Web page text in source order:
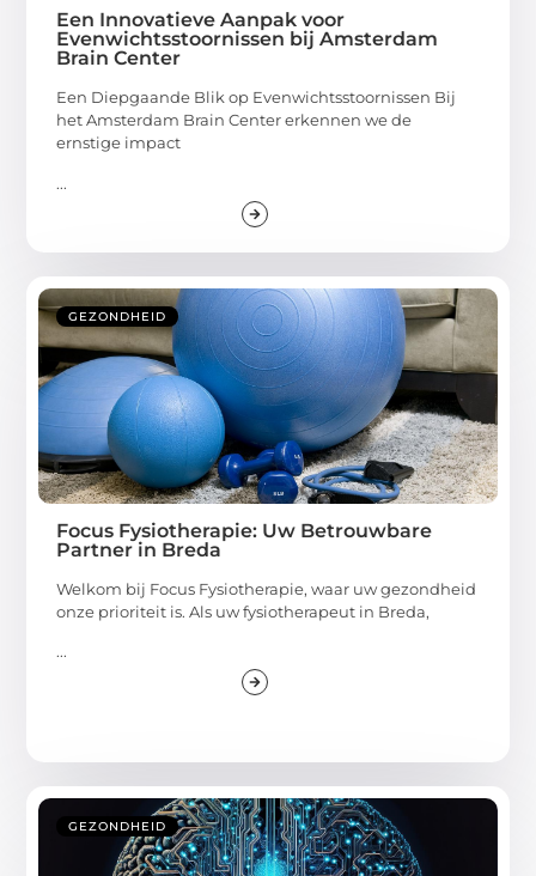
Een Innovatieve Aanpak voor
Evenwichtsstoornissen bij Amsterdam
Brain Center
Een Diepgaande Blik op Evenwichtsstoornissen Bij
het Amsterdam Brain Center erkennen we de
ernstige impact
...
GEZONDHEID
Focus Fysiotherapie: Uw Betrouwbare
Partner in Breda
Welkom bij Focus Fysiotherapie, waar uw gezondheid
onze prioriteit is. Als uw fysiotherapeut in Breda,
...
GEZONDHEID